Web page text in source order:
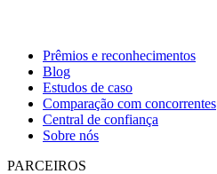
Prêmios e reconhecimentos
Blog
Estudos de caso
Comparação com concorrentes
Central de confiança
Sobre nós
PARCEIROS